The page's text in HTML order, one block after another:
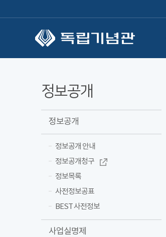
정보공개
정보공개
정보공개 안내
정보공개청구
정보목록
사전정보공표
BEST 사전정보
사업실명제